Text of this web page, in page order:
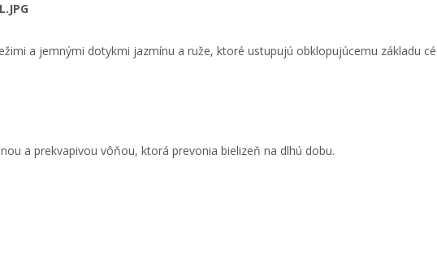
a jemnými dotykmi jazmínu a ruže, ktoré ustupujú obklopujúcemu základu
a prekvapivou vôňou, ktorá prevonia bielizeň na dlhú dobu.